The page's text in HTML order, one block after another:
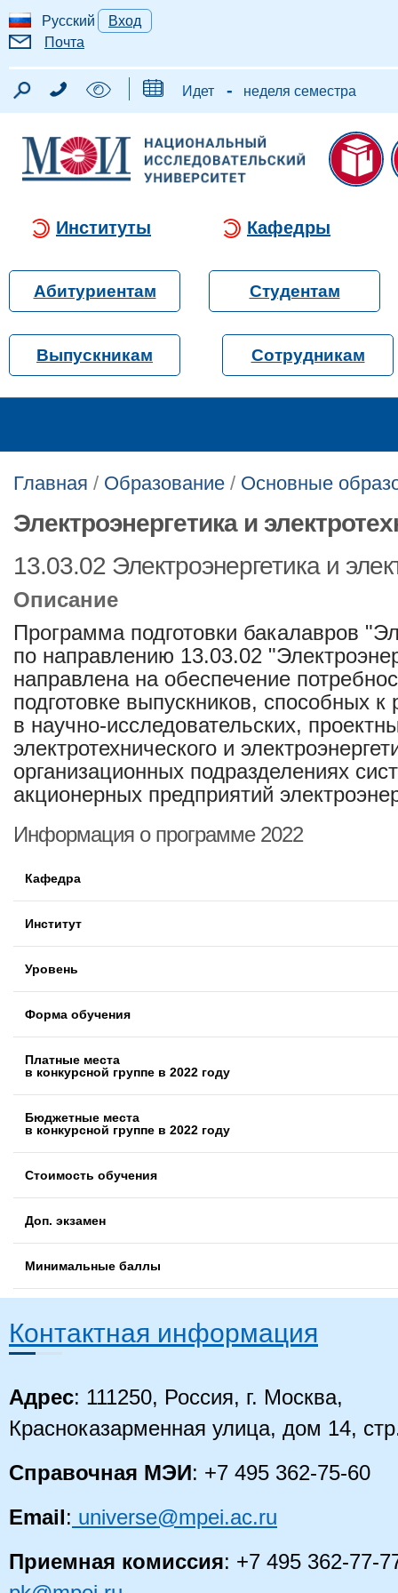
Русский
Вход
Почта
Идет - неделя семестра
Институты Кафедры
Абитуриентам Студентам
Выпускникам Сотрудникам
Главная / Образование / Основные
Электроэнергетика и
13.03.02 Электроэнергетика и
Описание
Программа подготовки бакалавров
по направлению 13.03.02
направлена на обеспечение
подготовке выпускников, способных
в научно-исследовательских,
электротехнического и
организационных подразделениях
акционерных предприятий
Информация о программе 2022
Кафедра
Институт
Уровень
Форма обучения
Платные места
в конкурсной группе в 2022 году
Бюджетные места
в конкурсной группе в 2022 году
Стоимость обучения
Доп. экзамен
Минимальные баллы
Контактная информация
Адрес: 111250, Россия, г. Москва,
Красноказарменная улица, дом 14,
Справочная МЭИ: +7 495 362-75-60
Email: universe@mpei.ac.ru
Приемная комиссия: +7 495 362-77-